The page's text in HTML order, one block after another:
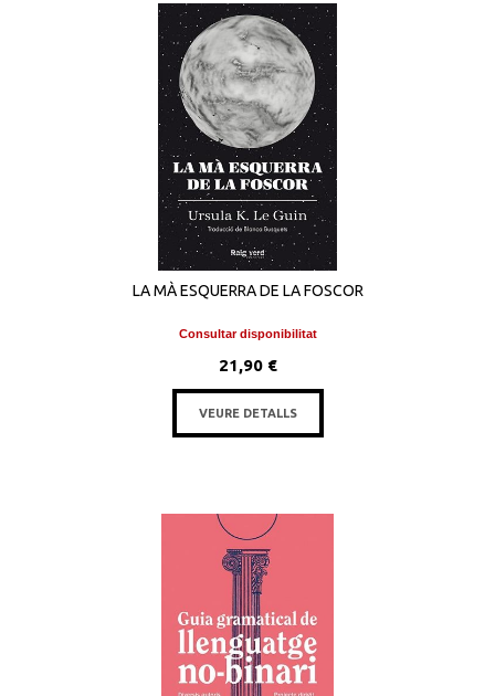
LA MÀ ESQUERRA DE LA FOSCOR
Consultar disponibilitat
21,90 €
VEURE DETALLS